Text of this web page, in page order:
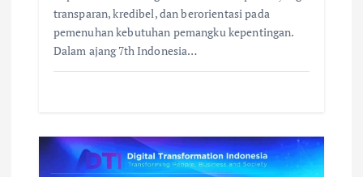
transparan, kredibel, dan berorientasi pada
pemenuhan kebutuhan pemangku kepentingan.
Dalam ajang 7th Indonesia…